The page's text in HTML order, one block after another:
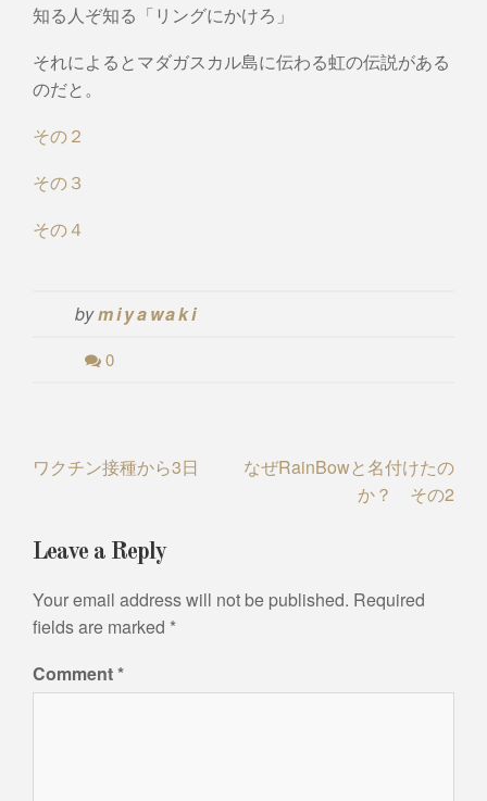
知る人ぞ知る「リングにかけろ」
それによるとマダガスカル島に伝わる虹の伝説がある
のだと。
その２
その３
その４
bymiyawaki
0
Post
ワクチン接種から3日
なぜRainBowと名付けたの
か？ その2
Leave a Reply
Your email address will not be published. Required
fields are marked *
Comment*